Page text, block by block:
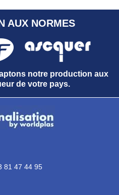
AUX NORMES
notre production aux
de votre pays.
81 47 44 95